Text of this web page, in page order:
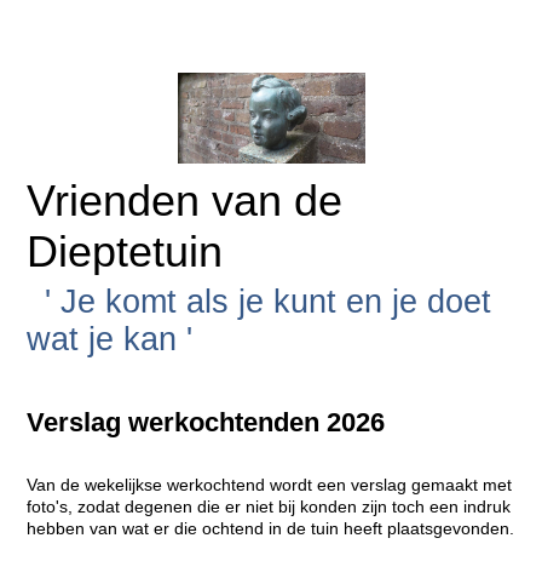
Vrienden van de
Dieptetuin
' Je komt als je kunt en je doet
wat je kan '
Verslag werkochtenden 2026
Van de wekelijkse werkochtend wordt een verslag gemaakt met
foto's, zodat degenen die er niet bij konden zijn toch een indruk
hebben van wat er die ochtend in de tuin heeft plaatsgevonden.